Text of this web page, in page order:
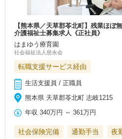
【熊本県／天草郡苓北町】残業ほぼ
介護福祉士募集求人《正社員》
はまゆう療育園
社会福祉法人慈永会
転職支援サービス経由
生活支援員 / 正職員
熊本県 天草郡苓北町 志岐1215
年収 340万円 ～361万円
社会保険完備 通勤手当
夜